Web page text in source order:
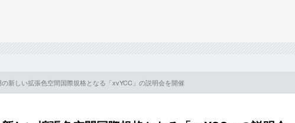
の新しい拡張色空間国際規格となる「xvYCC」の説明会を開催